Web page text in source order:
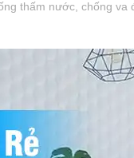
thấm nước, chống